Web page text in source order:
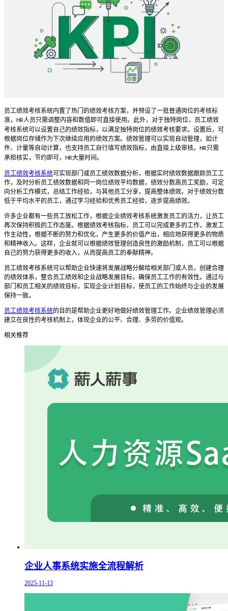
员工绩效考核系统内置了热门的绩效考核方案，并预设了一批普通岗位的考核标
准，
HR人员只需调整内容和数值即可直接使用。此外，对于独特岗位，员工绩效
考核系统可以设置自己的绩效指标，以满足独特岗位的绩效考核要求。设置后，可
根据岗位存储作为下次继续应用的绩效方案。绩效管理可以实现自动管理，如计
件、计量等自动计算，也支持员工自行填写绩效指标，由直接上级审核。
HR只需
承担核实，节约即可，
HR大量时间。
员工绩效考核系统可实现部门或员工绩效数据分析，根据实时绩效数据跟踪员工工
作，及时分析员工绩效数据和同一岗位绩效平均数据，绩效分数高员工奖励，可定
向分析工作模式，总结工作经验，与其他员工分享，提高整体绩效。对于绩效分数
低于平均水平的员工，通过学习经验和优秀员工经验，逐步提高绩效。
许多企业都有一些员工放松工作，根据企业绩效考核系统激发员工的活力，让员工
再次保持积极的工作态度。根据绩效考核指标，员工可以完成更多的工作，激发工
作主动性，根据不断的努力和优化，产生更多的价值产出，相应地获得更多的物质
和精神收入。这样，企业就可以根据绩效管理创造良性的激励机制，员工可以根据
自己的努力获得更多的收入，从而提高员工的奉献精神。
员工绩效考核系统可以帮助企业快速将发展战略分解给相关部门或人员，创建合理
的绩效体系，整合员工绩效和企业战略发展目标，确保员工工作的有效性。通过与
部门和员工相关的绩效目标，实现企业计划目标，使员工的工作始终与企业的发展
保持一致。
员工绩效考核系统的目的是帮助企业更好地做好绩效管理工作。企业绩效管理必须
建立在良性的考核机制上，体现企业的公平、合理、多劳的价值观。
相关推荐
企业人事系统实施全流程解析
2025-11-13